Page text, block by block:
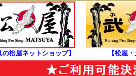
の松屋ネットショップ】 【松屋